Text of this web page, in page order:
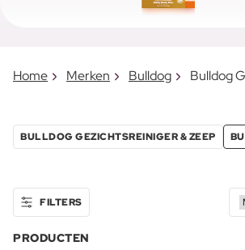
Home Merken Bulldog Bulldog
BULLDOG GEZICHTSREINIGER & ZEEP
FILTERS
PRODUCTEN